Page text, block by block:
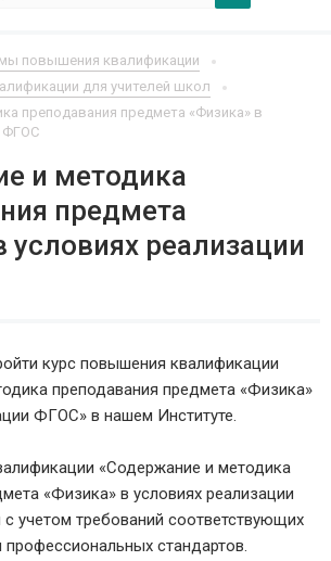
повышения квалификации
для учителей школ
преподавания предмета «Физика» в
ФГОС
и методика
предмета
условиях реализации
курс повышения квалификации
преподавания предмета «Физика»
ФГОС» в нашем Институте.
«Содержание и методика
«Физика» в условиях реализации
учетом требований соответствующих
профессиональных стандартов.